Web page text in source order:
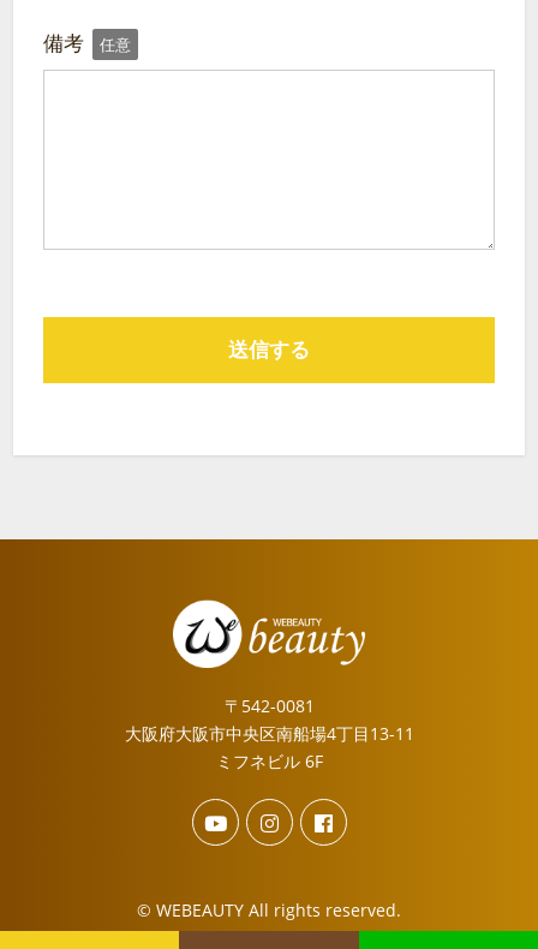
備考 任意
〒542-0081
大阪府大阪市中央区南船場4丁目13-11
ミフネビル 6F
© WEBEAUTY All rights reserved.